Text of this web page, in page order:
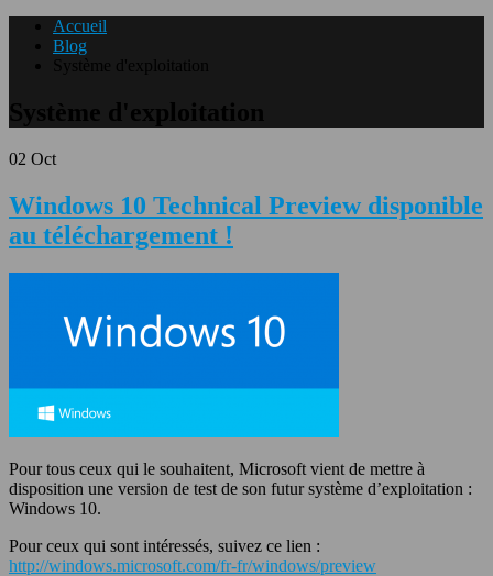
Accueil
Blog
02 Oct
Windows 10 Technical Preview disponible
au téléchargement !
Pour tous ceux qui le souhaitent, Microsoft vient de mettre à
disposition une version de test de son futur système d’exploitation :
Windows 10.
Pour ceux qui sont intéressés, suivez ce lien :
http://windows.microsoft.com/fr-fr/windows/preview